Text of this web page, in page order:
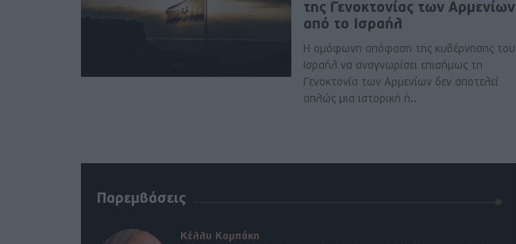
της Γενοκτονίας των Αρμενίων
από το Ισραήλ
Η ομόφωνη απόφαση της κυβέρνησης του
Ισραήλ να αναγνωρίσει επισήμως τη
Γενοκτονία των Αρμενίων δεν αποτελεί
απλώς μια ιστορική ή..
Παρεμβάσεις
Κέλλυ Καμπάκη